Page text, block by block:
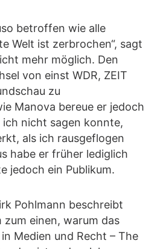
betroffen wie alle
Welt ist zerbrochen“, sagt
mehr möglich. Den
von einst WDR, ZEIT
zu
Manova bereue er jedoch
ich nicht sagen konnte,
als ich rausgeflogen
habe er früher lediglich
jedoch ein Publikum.
Pohlmann beschreibt
zum einen, warum das
Medien und Recht – The